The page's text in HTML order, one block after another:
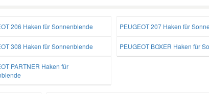
206 Haken für Sonnenblende PEUGEOT 207 Haken für
308 Haken für Sonnenblende PEUGEOT BOXER Haken für
PARTNER Haken für